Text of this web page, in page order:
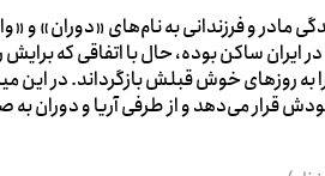
مادر و فرزندانی به نام‌های «دوران» و
ایران ساکن بوده، حال با اتفاقی که
روزهای خوش قبلش بازگرداند. در این
قرار می‌دهد و از طرفی آریا و دوران